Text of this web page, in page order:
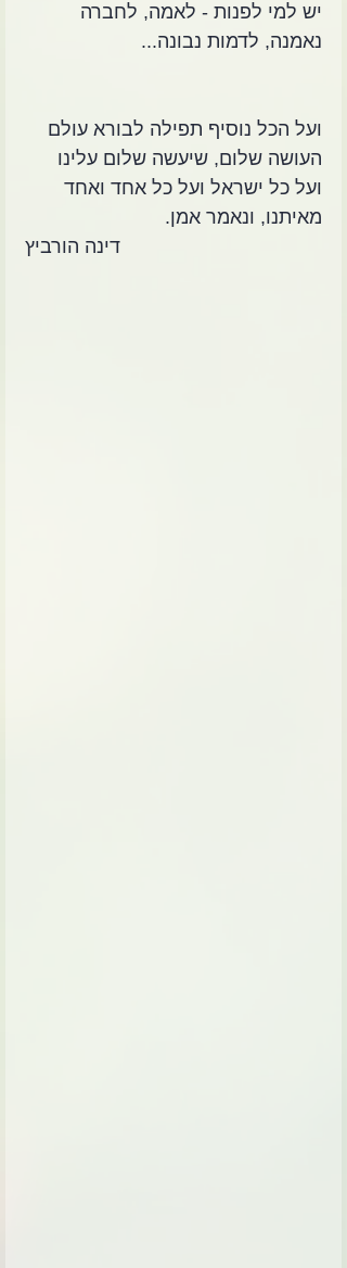
יש למי לפנות - לאמה, לחברה
נאמנה, לדמות נבונה...
ועל הכל נוסיף תפילה לבורא עולם
העושה שלום, שיעשה שלום עלינו
ועל כל ישראל ועל כל אחד ואחד
מאיתנו, ונאמר אמן.
דינה הורביץ